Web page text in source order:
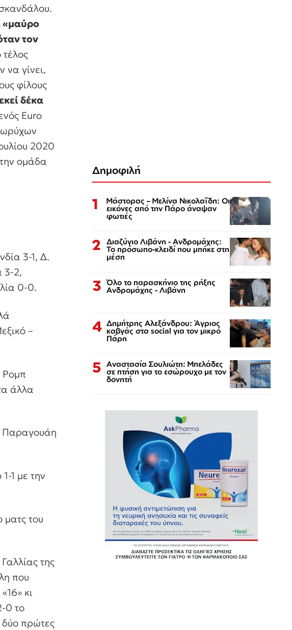
«μαύρο
τον
να γίνει,
φίλους
δέκα
Euro
2020
ομάδα
3-1, Δ.
3-2,
0-0.
–
Ρομπ
άλλα
Παραγουάη
1 με την
ματς του
της
που
κι
0 το
δύο πρώτες
Δημοφιλή
1 Μάστορας – Μελίνα Νικολαΐδη: Οι
εικόνες από την Πάρο άναψαν
φωτιές
2 Διαζύγιο Λιβάνη - Ανδρομάχης:
Το πρόσωπο-κλειδί που μπήκε στη
μέση
3 Όλο το παρασκήνιο της ρήξης
Ανδρομάχης - Λιβάνη
4 Δημήτρης Αλεξάνδρου: Άγριος
καβγάς στα social για τον μικρό
Πάρη
5 Αναστασία Σουλιώτη: Μπελάδες
σε πτήση για το εσώρουχο με τον
δονητή